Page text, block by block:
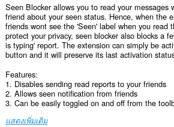
Seen Blocker allows you to read your messages
friend about your seen status. Hence, when the
friends wont see the 'Seen' label when you read
protect your privacy, seen blocker also blocks a
is typing' report. The extension can simply be
button and it will preserve its last activation
Features:
1. Disables sending read reports to your friends
2. Allows seen notification from friends
3. Can be easily toggled on and off from the
แสดงเพิ่มเติม